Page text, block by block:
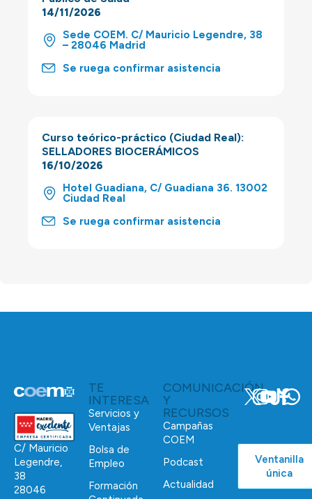
14/11/2026
Sede COEM. C/ Mauricio Legendre, 38
– 28046 Madrid
Se ruega confirmar asistencia
Curso teórico-práctico (Ciudad Real):
SELLADORES BIOCERÁMICOS
16/10/2026
Hotel Guadiana, C/ Guadiana 36. 13002
Ciudad Real
Se ruega confirmar asistencia
C/ Mauricio
Legendre,
38
28046
TE
INTERESA
Servicios y
Ventajas
Bolsa de
Empleo
Formación
COMUNICACIÓN
Y
RECURSOS
Campañas
COEM
Podcast
Actualidad
Ventanilla
única